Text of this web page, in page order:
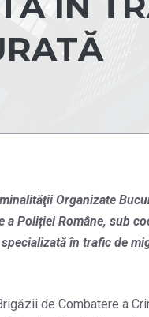
Organizate
Poliției Române, sub
în trafic de
de Combatere a